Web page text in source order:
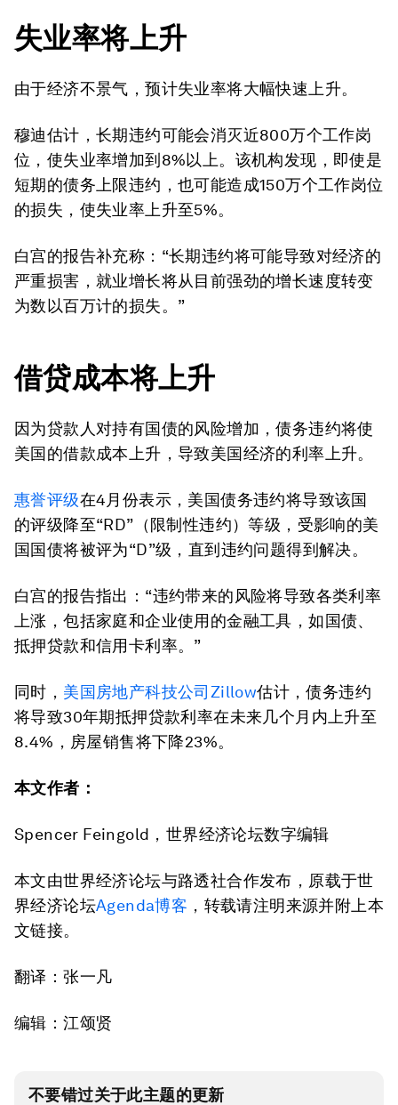
失业率将上升
由于经济不景气，预计失业率将大幅快速上升。
穆迪估计，长期违约可能会消灭近800万个工作岗
位，使失业率增加到8%以上。该机构发现，即使是
短期的债务上限违约，也可能造成150万个工作岗位
的损失，使失业率上升至5%。
白宫的报告补充称：“长期违约将可能导致对经济的
严重损害，就业增长将从目前强劲的增长速度转变
为数以百万计的损失。”
借贷成本将上升
因为贷款人对持有国债的风险增加，债务违约将使
美国的借款成本上升，导致美国经济的利率上升。
惠誉评级在4月份表示，美国债务违约将导致该国
的评级降至“RD”（限制性违约）等级，受影响的美
国国债将被评为“D”级，直到违约问题得到解决。
白宫的报告指出：“违约带来的风险将导致各类利率
上涨，包括家庭和企业使用的金融工具，如国债、
抵押贷款和信用卡利率。”
同时， 美国房地产科技公司Zillow估计，债务违约
将导致30年期抵押贷款利率在未来几个月内上升至
8.4%，房屋销售将下降23%。
本文作者：
Spencer Feingold，世界经济论坛数字编辑
本文由世界经济论坛与路透社合作发布，原载于世
界经济论坛Agenda博客 ，转载请注明来源并附上本
文链接。
翻译：张一凡
编辑：江颂贤
不要错过关于此主题的更新